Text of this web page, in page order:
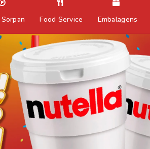
Food Service Embalagens